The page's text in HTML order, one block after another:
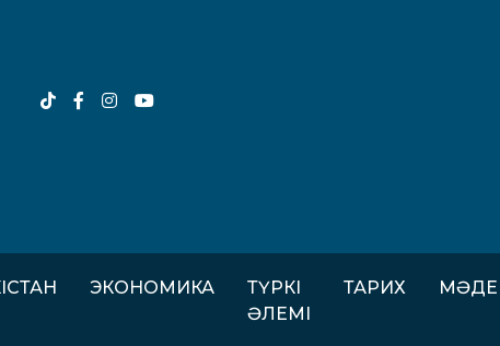
ЭКОНОМИКА
ТҮРКІ
ӘЛЕМІ
ТАРИХ